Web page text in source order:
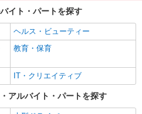
ミドル（40代～）活躍中
シニア（60代～）活躍中
昇給あり
交通費支給
社員登用あり
イト・パートを探す
ヘルス・ビューティー
教育・保育
IT・クリエイティブ
アルバイト・パートを探す